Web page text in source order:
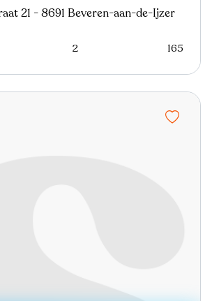
21 - 8691 Beveren-aan-de-Ijzer
2 165